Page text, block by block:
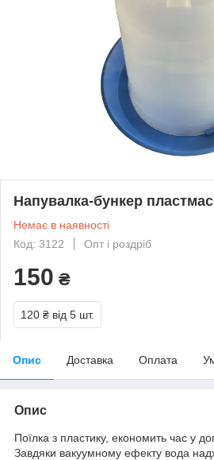
Напувалка-бункер
Немає в наявності
Код: 3122
Опт і роздріб
150 ₴
120 ₴ від 5 шт.
Опис Доставка Оплата
Опис
Поїлка з пластику, економить час у
Завдяки вакуумному ефекту вода